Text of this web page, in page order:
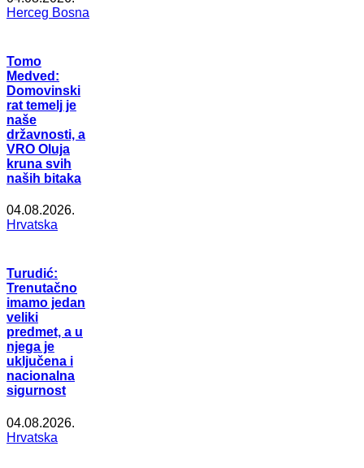
Herceg Bosna
Tomo
Medved:
Domovinski
rat temelj je
naše
državnosti, a
VRO Oluja
kruna svih
naših bitaka
04.08.2026.
Hrvatska
Turudić:
Trenutačno
imamo jedan
veliki
predmet, a u
njega je
uključena i
nacionalna
sigurnost
04.08.2026.
Hrvatska